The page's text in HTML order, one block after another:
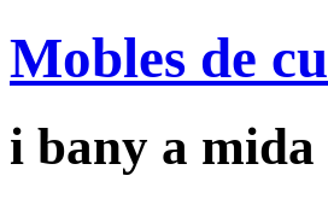
Mobles de
i bany a mida